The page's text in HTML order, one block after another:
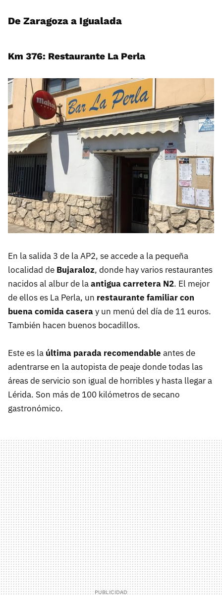
De Zaragoza a Igualada
Km 376: Restaurante La Perla
En la salida 3 de la AP2, se accede a la pequeña
localidad de Bujaraloz, donde hay varios restaurantes
nacidos al albur de laantigua carretera N2. El mejor
de ellos es La Perla, un restaurante familiar con
buena comida caseray un menú del día de 11 euros.
También hacen buenos bocadillos.
Este es la última parada recomendable antes de
adentrarse en la autopista de peaje donde todas las
áreas de servicio son igual de horribles y hasta llegar a
Lérida. Son más de 100 kilómetros de secano
gastronómico.